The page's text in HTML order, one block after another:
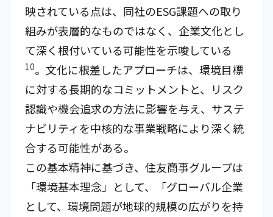
映されている点は、同社のESG課題への取り
組みが表層的なものではなく、企業文化とし
て深く根付いている可能性を示唆している
10。文化に根差したアプローチは、環境目標
に対する長期的なコミットメントと、リスク
認識や機会追求の方法に影響を与え、サステ
ナビリティを中核的な事業戦略により深く統
合する可能性がある。
この基本精神に基づき、住友商事グループは
「環境基本理念」として、「グローバル企業
として、環境問題が地球的規模の広がりを持